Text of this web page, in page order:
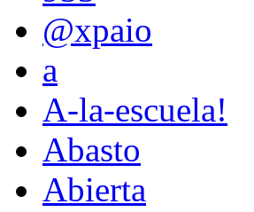
@xpaio
a
A-la-escuela!
Abasto
Abierta